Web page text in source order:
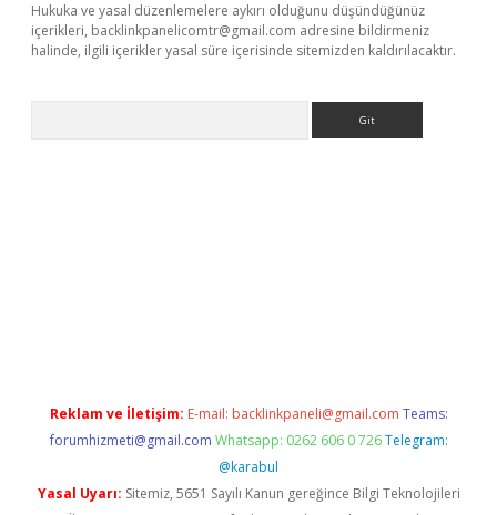
Hukuka ve yasal düzenlemelere aykırı olduğunu düşündüğünüz
içerikleri, backlinkpanelicomtr@gmail.com adresine bildirmeniz
halinde, ilgili içerikler yasal süre içerisinde sitemizden kaldırılacaktır.
Reklam ve İletişim: E-mail: backlinkpaneli@gmail.com Teams:
forumhizmeti@gmail.com Whatsapp: 0262 606 0 726 Telegram:
@karabul
Yasal Uyarı: Sitemiz, 5651 Sayılı Kanun gereğince Bilgi Teknolojileri